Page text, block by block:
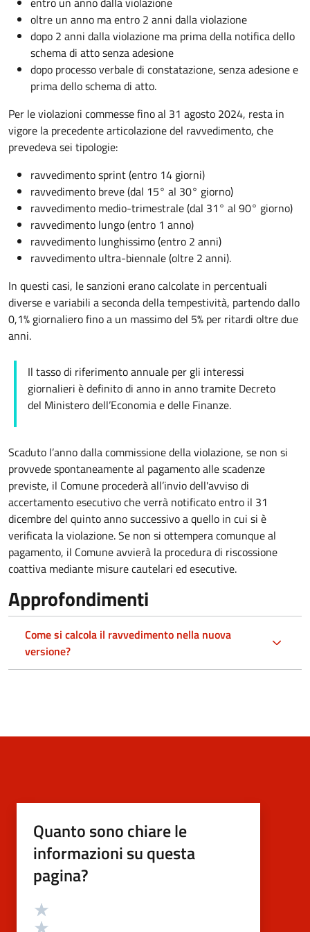
oltre un anno ma entro 2 anni dalla violazione
dopo 2 anni dalla violazione ma prima della notifica dello
schema di atto senza adesione
dopo processo verbale di constatazione, senza adesione e
prima dello schema di atto.
Per le violazioni commesse fino al 31 agosto 2024, resta in
vigore la precedente articolazione del ravvedimento, che
prevedeva sei tipologie:
ravvedimento sprint (entro 14 giorni)
ravvedimento breve (dal 15° al 30° giorno)
ravvedimento medio-trimestrale (dal 31° al 90° giorno)
ravvedimento lungo (entro 1 anno)
ravvedimento lunghissimo (entro 2 anni)
ravvedimento ultra-biennale (oltre 2 anni).
In questi casi, le sanzioni erano calcolate in percentuali
diverse e variabili a seconda della tempestività, partendo dallo
0,1% giornaliero fino a un massimo del 5% per ritardi oltre due
anni.
Il tasso di riferimento annuale per gli interessi
giornalieri è definito di anno in anno tramite Decreto
del Ministero dell’Economia e delle Finanze.
Scaduto l’anno dalla commissione della violazione, se non si
provvede spontaneamente al pagamento alle scadenze
previste, il Comune procederà all’invio dell'avviso di
accertamento esecutivo che verrà notificato entro il 31
dicembre del quinto anno successivo a quello in cui si è
verificata la violazione. Se non si ottempera comunque al
pagamento, il Comune avvierà la procedura di riscossione
coattiva mediante misure cautelari ed esecutive.
Approfondimenti
Come si calcola il ravvedimento nella nuova
versione?
Quanto sono chiare le
informazioni su questa
pagina?
Valutazione